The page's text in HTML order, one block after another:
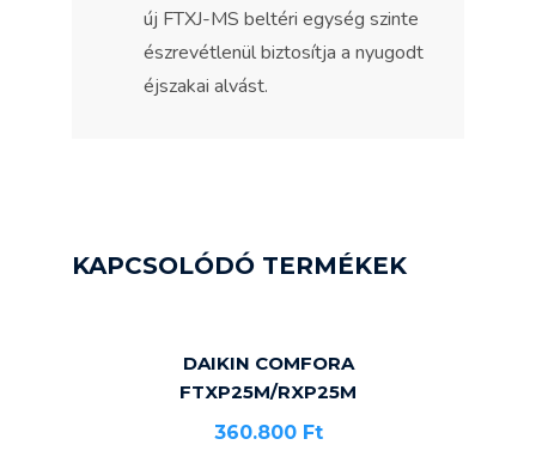
új FTXJ-MS beltéri egység szinte
észrevétlenül biztosítja a nyugodt
éjszakai alvást.
KAPCSOLÓDÓ TERMÉKEK
DAIKIN COMFORA
FTXP25M/RXP25M
360.800 Ft